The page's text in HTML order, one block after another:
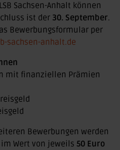
Sachsen-Anhalt können
ist der 30. September.
Bewerbungsformular per
sachsen-anhalt.de
mit finanziellen Prämien
Bewerbungen werden
im Wert von jeweils 50 Euro